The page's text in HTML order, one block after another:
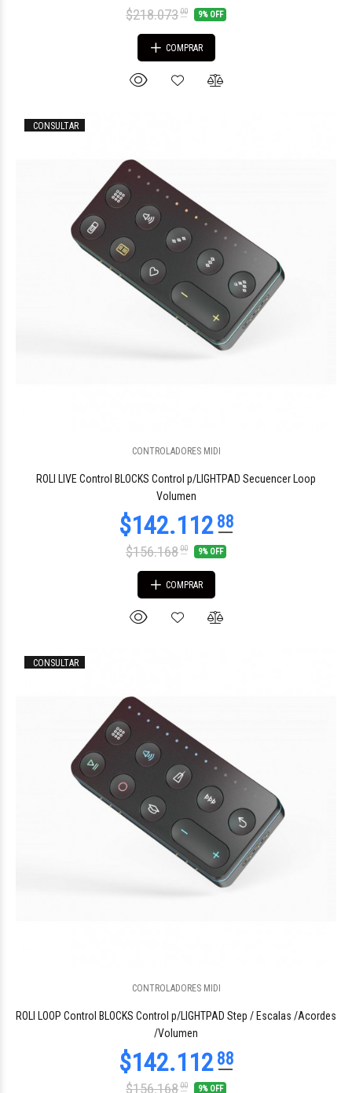
$218.07300 9% OFF
COMPRAR
CONSULTAR
CONTROLADORES MIDI
ROLI LIVE Control BLOCKS Control p/LIGHTPAD Secuencer Loop
Volumen
$156.16800 9% OFF
COMPRAR
CONSULTAR
CONTROLADORES MIDI
ROLI LOOP Control BLOCKS Control p/LIGHTPAD Step / Escalas /Acordes
/Volumen
$142.11288
$156.16800 9% OFF
$70.635 11